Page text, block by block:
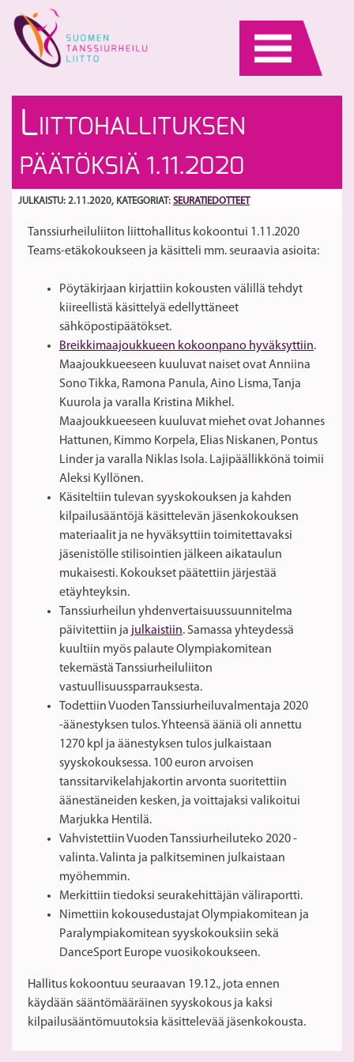
content
L IITTOHALLITUKSEN
PÄÄTÖKSIÄ 1.11.2020
JULKAISTU: 2.11.2020, KATEGORIAT: SEURATIEDOTTEET
Tanssiurheiluliiton liittohallitus kokoontui 1.11.2020
Teams-etäkokoukseen ja käsitteli mm. seuraavia asioita:
Pöytäkirjaan kirjattiin kokousten välillä tehdyt
kiireellistä käsittelyä edellyttäneet
sähköpostipäätökset.
Breikkimaajoukkueen kokoonpano hyväksyttiin.
Maajoukkueeseen kuuluvat naiset ovat Anniina
Sono Tikka, Ramona Panula, Aino Lisma, Tanja
Kuurola ja varalla Kristina Mikhel.
Maajoukkueeseen kuuluvat miehet ovat Johannes
Hattunen, Kimmo Korpela, Elias Niskanen, Pontus
Linder ja varalla Niklas Isola. Lajipäällikkönä toimii
Aleksi Kyllönen.
Käsiteltiin tulevan syyskokouksen ja kahden
kilpailusääntöjä käsittelevän jäsenkokouksen
materiaalit ja ne hyväksyttiin toimitettavaksi
jäsenistölle stilisointien jälkeen aikataulun
mukaisesti. Kokoukset päätettiin järjestää
etäyhteyksin.
Tanssiurheilun yhdenvertaisuussuunnitelma
päivitettiin ja julkaistiin. Samassa yhteydessä
kuultiin myös palaute Olympiakomitean
tekemästä Tanssiurheiluliiton
vastuullisuussparrauksesta.
Todettiin Vuoden Tanssiurheiluvalmentaja 2020
-äänestyksen tulos. Yhteensä ääniä oli annettu
1270 kpl ja äänestyksen tulos julkaistaan
syyskokouksessa. 100 euron arvoisen
tanssitarvikelahjakortin arvonta suoritettiin
äänestäneiden kesken, ja voittajaksi valikoitui
Marjukka Hentilä.
Vahvistettiin Vuoden Tanssiurheiluteko 2020 -
valinta. Valinta ja palkitseminen julkaistaan
myöhemmin.
Merkittiin tiedoksi seurakehittäjän väliraportti.
Nimettiin kokousedustajat Olympiakomitean ja
Paralympiakomitean syyskokouksiin sekä
DanceSport Europe vuosikokoukseen.
Hallitus kokoontuu seuraavan 19.12., jota ennen
käydään sääntömääräinen syyskokous ja kaksi
kilpailusääntömuutoksia käsittelevää jäsenkokousta.